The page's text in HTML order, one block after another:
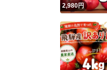
2,980円